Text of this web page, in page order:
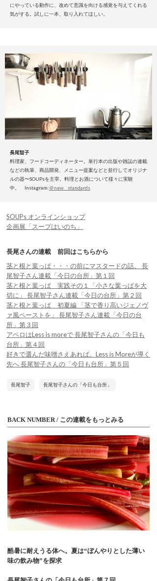
にやっている動作に、改めて意識を向ける感覚を与えてくれる
気がする。試しに一本、取り入れてほしい。
長尾智子
料理家、フードコーディネーター。単行本の出版や雑誌の連載
などの執筆、商品開発、メニュー提案などと並行してオリジナ
ルの器〜SOUPsを主宰。料理とお酒について様々に実験
中。 Instagram:＠new__standards
SOUPs オンラインショップ
企画展「スープはいのち」
長尾さんの連載 前回はこちらから
茎と根と葉っぱ・・・の前にマスタードの話。 長
尾智子さん連載「今日の台所」第１回
茎と根と葉っぱ 実践その１「小さな葉っぱを大
切に」 長尾智子さん連載「今日の台所」第２回
茎と根と葉っぱ 初夏編 「茎で香り高いジェノヴ
ァ風ペーストを」 長尾智子さん連載「今日の台
所」第３回
アペロはLess is moreで 長尾智子さんの「今日も
台所」第４回
好きで選んだ味噌さえあれば。Less is Moreが導く
先へ 長尾智子さんの「今日も台所」第５回
長尾智子 長尾智子さんの「今日も台所」
BACK NUMBER / この連載をもっとみる
酷暑に耐えうる体へ。夏は“ぼんやりとした薄い
味の飲み物”を探求